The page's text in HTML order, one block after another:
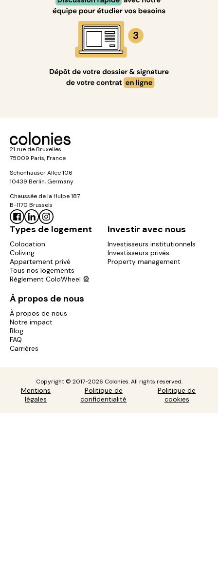
21 rue de Bruxelles
75009 Paris, France
Schönhauser Allee 106
10439 Berlin, Germany
Chaussée de la Hulpe 187
B-1170 Brussels
Types de logement
Colocation
Coliving
Appartement privé
Tous nos logements
Règlement ColoWheel 🎡
Investir avec nous
Investisseurs institutionnels
Investisseurs privés
Property management
À propos de nous
À propos de nous
Notre impact
Blog
FAQ
Carrières
Copyright © 2017-2026 Colonies. All rights reserved.
Mentions
légales
Politique de
confidentialité
Politique de
cookies